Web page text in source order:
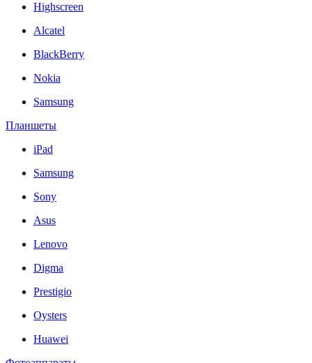
Highscreen
Alcatel
BlackBerry
Nokia
Samsung
Планшеты
iPad
Samsung
Sony
Asus
Lenovo
Digma
Prestigio
Oysters
Huawei